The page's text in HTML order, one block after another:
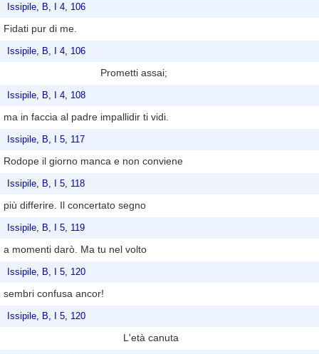
Issipile, B, I 4, 106
Fidati pur di me.
Issipile, B, I 4, 106
Prometti assai;
Issipile, B, I 4, 108
ma in faccia al padre impallidir ti vidi.
Issipile, B, I 5, 117
Rodope il giorno manca e non conviene
Issipile, B, I 5, 118
più differire. Il concertato segno
Issipile, B, I 5, 119
a momenti darò. Ma tu nel volto
Issipile, B, I 5, 120
sembri confusa ancor!
Issipile, B, I 5, 120
L'età canuta